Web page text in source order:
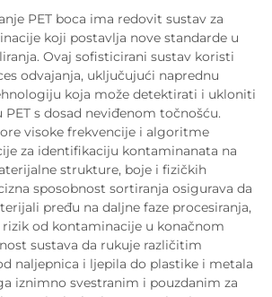
PET boca ima redovit sustav za
koji postavlja nove standarde u
Ovaj sofisticirani sustav koristi
odvajanja, uključujući naprednu
koja može detektirati i ukloniti
s dosad neviđenom točnošću.
visoke frekvencije i algoritme
za identifikaciju kontaminanata na
strukture, boje i fizičkih
sposobnost sortiranja osigurava da
pređu na daljne faze procesiranja,
od kontaminacije u konačnom
sustava da rukuje različitim
naljepnica i ljepila do plastike i metala
iznimno svestranim i pouzdanim za